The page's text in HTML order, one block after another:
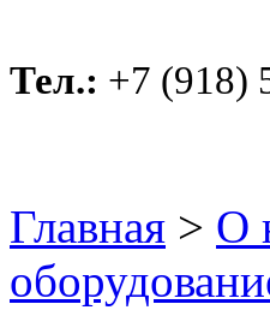
Тел.: +7 (918)
Главная > О